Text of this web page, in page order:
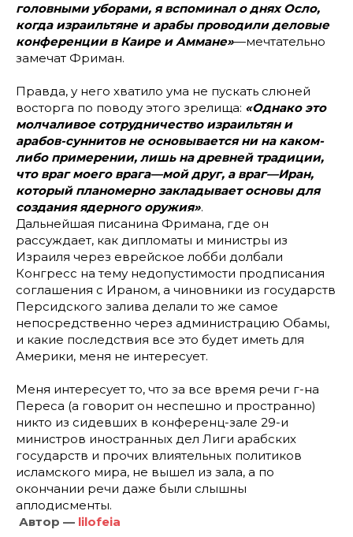
головными уборами, я вспоминал о днях Осло,
когда израильтяне и арабы проводили деловые
конференции в Каире и Аммане»—мечтательно
замечат Фриман.
Правда, у него хватило ума не пускать слюней
восторга по поводу этого зрелища: «Однако это
молчаливое сотрудничество израильтян и
арабов-суннитов не основывается ни на каком-
либо примерении, лишь на древней традиции,
что враг моего врага—мой друг, а враг—Иран,
который планомерно закладывает основы для
создания ядерного оружия».
Дальнейшая писанина Фримана, где он
рассуждает, как дипломаты и министры из
Израиля через еврейское лобби долбали
Конгресс на тему недопустимости продписания
соглашения с Ираном, а чиновники из государств
Персидского залива делали то же самое
непосредственно через администрацию Обамы,
и какие последствия все это будет иметь для
Америки, меня не интересует.
Меня интересует то, что за все время речи г-на
Переса (а говорит он неспешно и пространно)
никто из сидевших в конференц-зале 29-и
министров иностранных дел Лиги арабских
государств и прочих влиятельных политиков
исламского мира, не вышел из зала, а по
окончании речи даже были слышны
аплодисменты.
Автор — lilofeia